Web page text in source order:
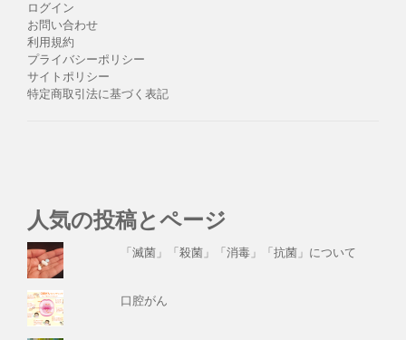
ログイン
お問い合わせ
利用規約
プライバシーポリシー
サイトポリシー
特定商取引法に基づく表記
人気の投稿とページ
「滅菌」「殺菌」「消毒」「抗菌」について
口腔がん